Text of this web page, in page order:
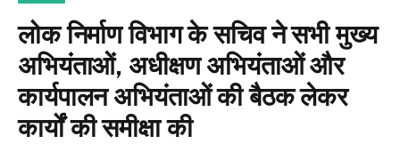
लोक निर्माण विभाग के सचिव ने सभी मुख्य
अभियंताओं, अधीक्षण अभियंताओं और
कार्यपालन अभियंताओं की बैठक लेकर
कार्यों की समीक्षा की